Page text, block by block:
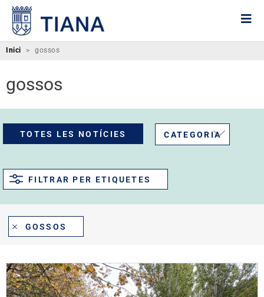
Inici > gossos
gossos
TOTES LES NOTÍCIES CATEGORIA
FILTRAR PER ETIQUETES
GOSSOS